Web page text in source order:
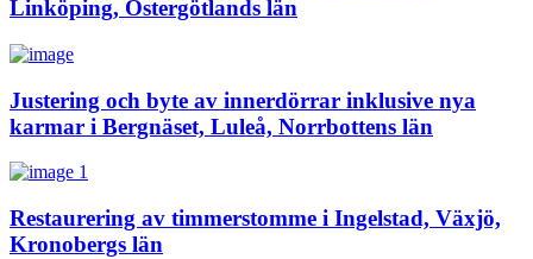
Linköping, Östergötlands län
Justering och byte av innerdörrar inklusive nya
karmar i Bergnäset, Luleå, Norrbottens län
Restaurering av timmerstomme i Ingelstad, Växjö,
Kronobergs län